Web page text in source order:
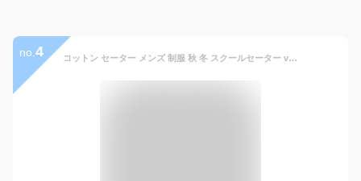
no. 4 コットン セーター メンズ 制服 秋 冬 スクールセーター vネック ニット ゴルフ レディース ビジネス 通勤通学 学生 スクールウェア レディース 男女兼用 きれいめ シンプル 人気 大人 無地 綿 紺 冬 春 秋 冬服 春物 春服 秋服